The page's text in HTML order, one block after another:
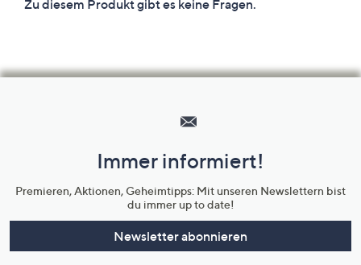
Unternehmensinformationen
Immer informiert!
Premieren, Aktionen, Geheimtipps: Mit unseren Newslettern bist
du immer up to date!
Newsletter abonnieren